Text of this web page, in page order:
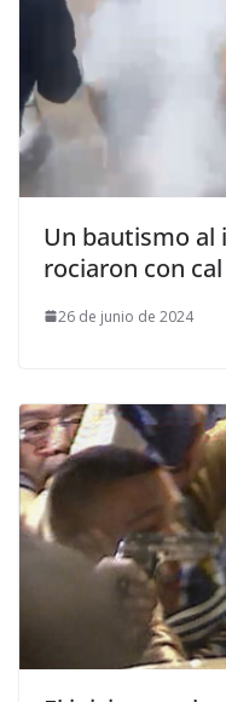
Un bautismo al
rociaron con
26 de junio de 2024